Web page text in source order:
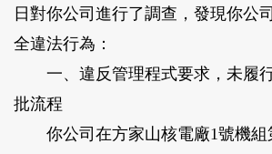
日對你公司進行了調查，發現你公
全違法行為：
一、違反管理程式要求，未履
批流程
你公司在方家山核電廠1號機組